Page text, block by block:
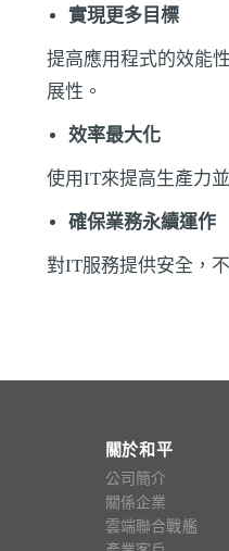
實現更多目標
提高應用程式的效能
展性。
效率最大化
使用IT來提高生產力
確保業務永續運作
對IT服務提供安全，
關於和平
公司簡介
關係企業
雲端聯合戰艦